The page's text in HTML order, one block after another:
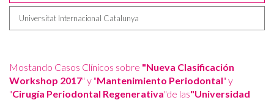
Universitat Internacional Catalunya
Mostando Casos Clínicos sobre "Nueva Clasificación
Workshop 2017" y "Mantenimiento Periodontal" y
"Cirugía Periodontal Regenerativa"de las"Universidad